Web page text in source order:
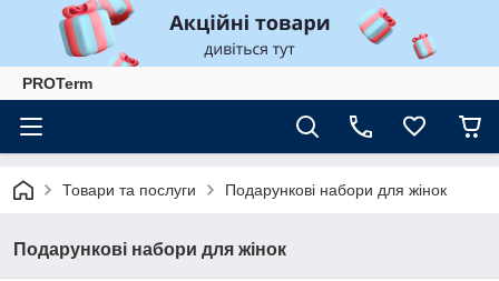
PROTerm
Товари та послуги Подарункові набори для жінок
Подарункові набори для жінок